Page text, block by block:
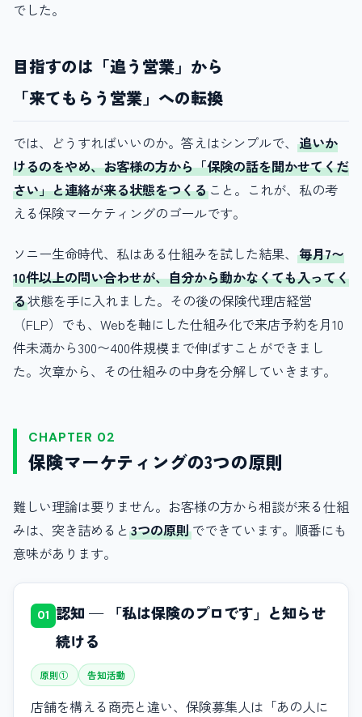
でした。
目指すのは「追う営業」から
「来てもらう営業」への転換
では、どうすればいいのか。答えはシンプルで、 追いか
けるのをやめ、お客様の方から「保険の話を聞かせてくだ
さい」と連絡が来る状態をつくる こと。これが、私の考
える保険マーケティングのゴールです。
ソニー生命時代、私はある仕組みを試した結果、 毎月7〜
10件以上の問い合わせが、自分から動かなくても入ってく
る状態を手に入れました。その後の保険代理店経営
（FLP）でも、Webを軸にした仕組み化で来店予約を月10
件未満から300〜400件規模まで伸ばすことができまし
た。次章から、その仕組みの中身を分解していきます。
CHAPTER 02
保険マーケティングの3つの原則
難しい理論は要りません。お客様の方から相談が来る仕組
みは、突き詰めると 3つの原則でできています。順番にも
意味があります。
01 認知 — 「私は保険のプロです」と知らせ
続ける
原則① 告知活動
店舗を構える商売と違い、保険募集人は「あの人に